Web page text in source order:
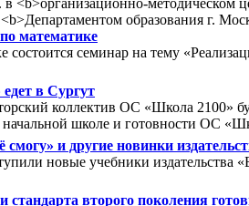
в <b>организационно-
образования г.
математике
состоится семинар на тему
в Сургут
коллектив ОС «Школа 2100»
школе и готовности ОС
смогу» и другие новинки
новые учебники издательства
стандарта второго поколения